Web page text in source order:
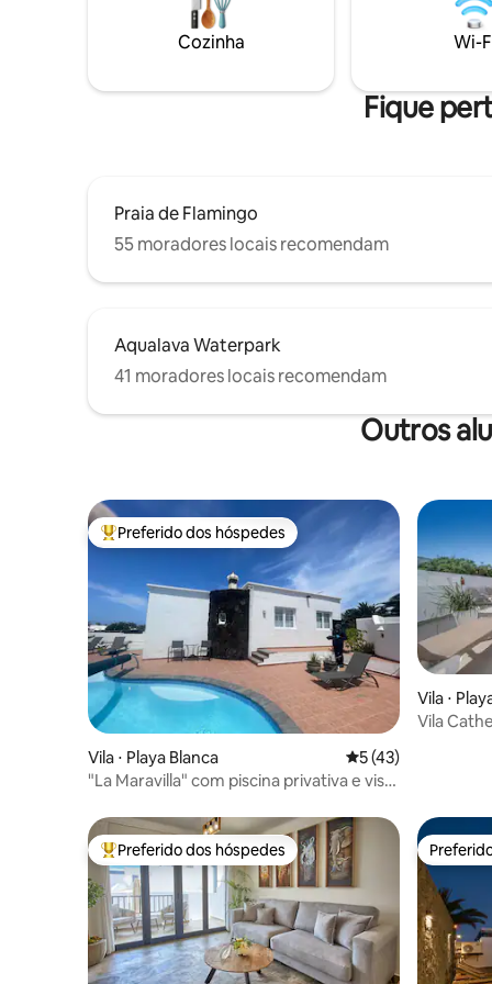
Área de estar de 220 m2 ( 280m2
incluindo os anexos ) em um terreno de
1200 m2 recomendação de carro
vista
Cozinha Wi-
Fique
Praia de Flamingo
55 moradores locais recomendam
Aqualava Waterpark
41 moradores locais recomendam
Outros
Entre os melhores preferidos dos hóspedes
Preferido dos hóspedes
Vila ⋅ Playa Blanca 5 de uma avaliação
5 (43)
"La Maravilla" com piscina privativa e vista
Vila ⋅
Vila
Entre os melhores preferidos dos hóspedes
Preferido dos hóspedes